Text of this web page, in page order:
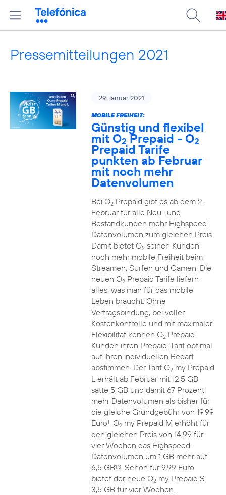
Pressemitteilungen 2021
29. Januar 2021
MOBILE FREIHEIT:
Günstig und flexibel
mit O2 Prepaid - O2
Prepaid Tarife
punkten ab Februar
mit noch mehr
Datenvolumen
Bei O2Prepaid gibt es ab dem 2.
Februar für alle Neu- und
Bestandkunden mehr Highspeed-
Datenvolumen zum gleichen Preis.
Damit bietet O2seinen Kunden
noch mehr mobile Freiheit beim
Streamen, Surfen und Gamen. Die
neuen O2Prepaid Tarife liefern
alles, was man für das mobile
Leben braucht: Ohne
Vertragsbindung, bei voller
Kostenkontrolle und mit maximaler
Flexibilität können O2Prepaid-
Kunden ihren Prepaid-Tarif optimal
auf ihren individuellen Bedarf
abstimmen. Der Tarif O2my Prepaid
L erhält ab Februar mit 12,5 GB
satte 5 GB und damit 67 Prozent
mehr Datenvolumen als bisher für
die gleiche Grundgebühr von 19,99
Euro1. O2my Prepaid M erhöht für
den gleichen Preis von 14,99 für
vier Wochen das Highspeed-
Datenvolumen um 1 GB mehr auf
6,5 GB1,3. Schon für 9,99 Euro
bietet der neue O2my Prepaid S
3,5 GB für vier Wochen.